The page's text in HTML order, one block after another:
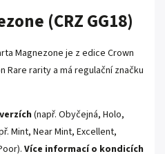
(CRZ GG18)
Magnezone je z edice Crown
Rare rarity a má regulační značku
(např. Obyčejná, Holo,
Mint, Near Mint, Excellent,
Více informací o kondicích